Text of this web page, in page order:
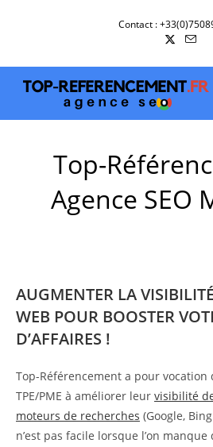
Contact :
Top-
Agence SEO
AUGMENTER LA
WEB POUR BOOSTER
D’AFFAIRES !
Top-Référencement a pour vocation
TPE/PME à améliorer leur visibilité
moteurs de recherches (Google,
n’est pas facile lorsque l’on